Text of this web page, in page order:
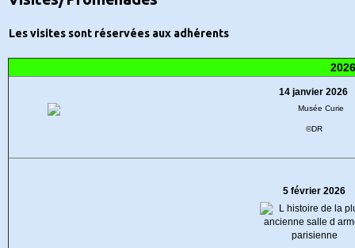
Les visites sont réservées aux adhérents
2026
14 janvier 2026
©DR
5 février 2026